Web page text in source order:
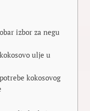
izbor za negu
ulje u
kokosovog